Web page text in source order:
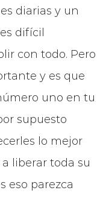
diarias y un
difícil
con todo. Pero
y es que
uno en tu
supuesto
lo mejor
liberar toda su
eso parezca